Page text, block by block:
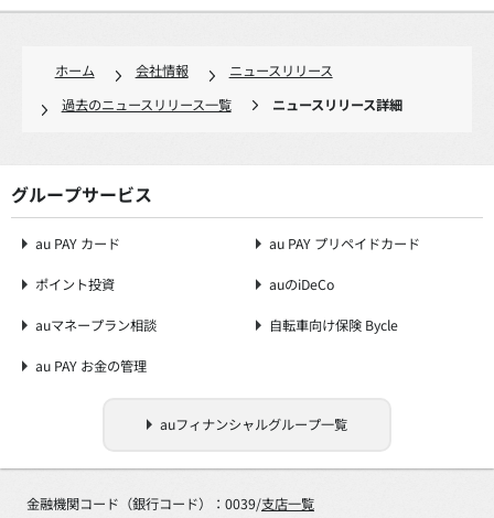
ホーム 会社情報
ニュースリリース
過去のニュースリリース一覧
ニュースリリース詳細
グループサービス
au PAY カード au PAY プリペイドカード
ポイント投資 auのiDeCo
auマネープラン相談 自転車向け保険 Bycle
au PAY お金の管理
auフィナンシャルグループ一覧
金融機関コード（銀行コード）：0039/支店一覧